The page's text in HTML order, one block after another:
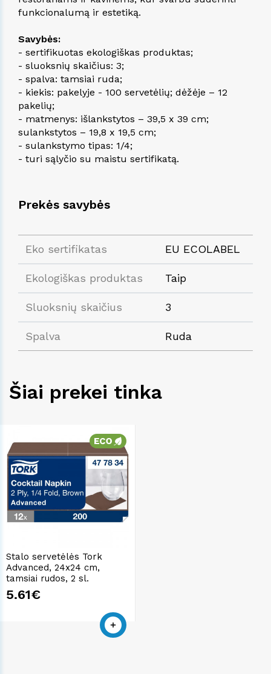
Prekės savybės
Eko sertifikatas EU ECOLABEL
Ekologiškas produktas Taip
Sluoksnių skaičius 3
Spalva Ruda
funkcionalumą ir estetiką.
Savybės:
- sertifikuotas ekologiškas produktas;
- sluoksnių skaičius: 3;
- spalva: tamsiai ruda;
- kiekis: pakelyje - 100 servetėlių; dėžėje – 12
pakelių;
- matmenys: išlankstytos – 39,5 x 39 cm;
sulankstytos – 19,8 x 19,5 cm;
- sulankstymo tipas: 1/4;
- turi sąlyčio su maistu sertifikatą.
Šiai prekei tinka
Stalo servetėlės Tork
Advanced, 24x24 cm,
tamsiai rudos, 2 sl.
5.61€